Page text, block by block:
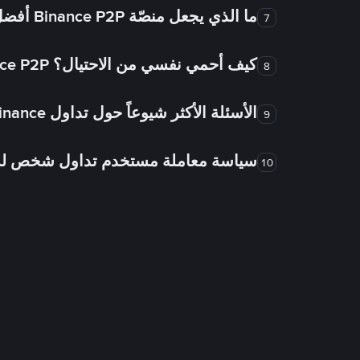
7 ما الذي يجعل منصّة Binance P2P أفضل من الأسواق الأخرى للتداول من شخص لشخص؟
8 كيف أحمي نفسي من الاحتيال؟ Binance P2P ضمان FTW!
9 الأسئلة الأكثر شيوعاً حول تداول Binance شخص لشخص
10 سياسة معاملة مستخدم تداول